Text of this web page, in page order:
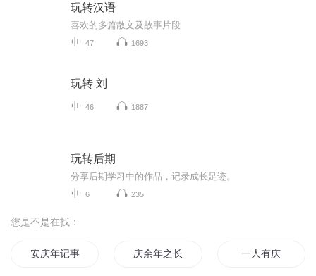
玩转汉语
喜欢的多篇散文及故事片段
47 1693
玩转 刘
46 1887
玩转后期
分享后期学习中的作品，记录成长足迹。
6 235
您是不是在找：
安庆年记事 庆余年之长歌行 一人有庆